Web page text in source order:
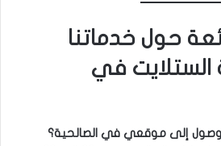
حول خدماتنا
الستلايت في